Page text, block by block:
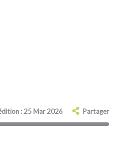
: 25 Mar 2026 Partager